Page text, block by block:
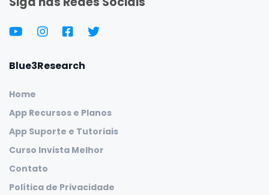
Blue3Research
Home
App Recursos e Planos
App Suporte e Tutoriais
Curso Invista Melhor
Contato
Política de Privacidade